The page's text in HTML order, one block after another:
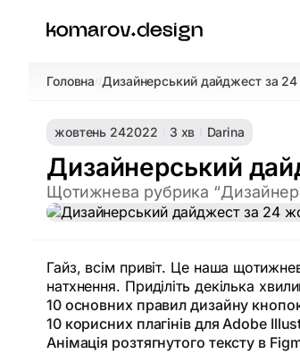
Головна//Дизайнерський дайджест за
жовтень 242022 3 хв Darina
Дизайнерський
Щотижнева рубрика
Гайз, всім привіт. Це наша
натхнення. Приділіть декілька
10 основних правил дизайну
10 корисних плагінів для Adobe
Анімація розтягнутого тексту в